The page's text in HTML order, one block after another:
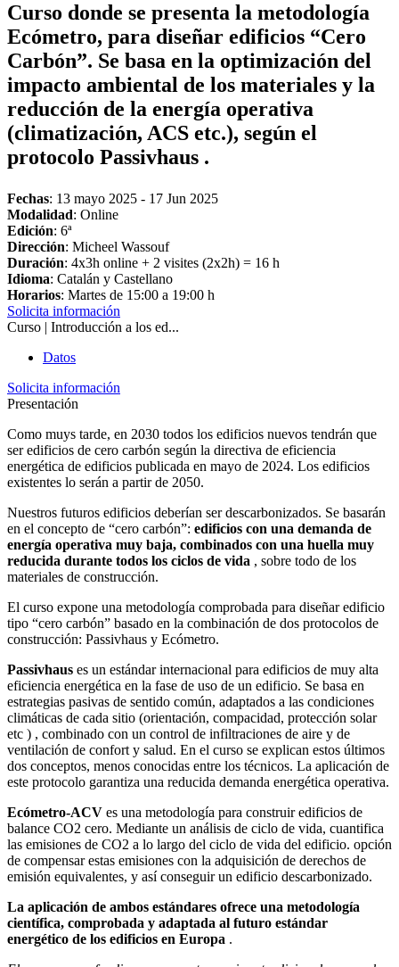
Curso donde se presenta la metodología
Ecómetro, para diseñar edificios “Cero
Carbón”. Se basa en la optimización del
impacto ambiental de los materiales y la
reducción de la energía operativa
(climatización, ACS etc.), según el
protocolo Passivhaus .
Fechas: 13 mayo 2025 - 17 Jun 2025
Modalidad: Online
Edición: 6ª
Dirección: Micheel Wassouf
Duración: 4x3h online + 2 visites (2x2h) = 16 h
Idioma: Catalán y Castellano
Horarios: Martes de 15:00 a 19:00 h
Solicita información
Curso | Introducción a los ed...
Datos
Solicita información
Presentación
Como muys tarde, en 2030 todos los edificios nuevos tendrán que
ser edificios de cero carbón según la directiva de eficiencia
energética de edificios publicada en mayo de 2024. Los edificios
existentes lo serán a partir de 2050.
Nuestros futuros edificios deberían ser descarbonizados. Se basarán
en el concepto de “cero carbón”: edificios con una demanda de
energía operativa muy baja, combinados con una huella muy
reducida durante todos los ciclos de vida , sobre todo de los
materiales de construcción.
El curso expone una metodología comprobada para diseñar edificio
tipo “cero carbón” basado en la combinación de dos protocolos de
construcción: Passivhaus y Ecómetro.
Passivhaus es un estándar internacional para edificios de muy alta
eficiencia energética en la fase de uso de un edificio. Se basa en
estrategias pasivas de sentido común, adaptados a las condiciones
climáticas de cada sitio (orientación, compacidad, protección solar
etc ) , combinado con un control de infiltraciones de aire y de
ventilación de confort y salud. En el curso se explican estos últimos
dos conceptos, menos conocidas entre los técnicos. La aplicación de
este protocolo garantiza una reducida demanda energética operativa.
Ecómetro-ACV es una metodología para construir edificios de
balance CO2 cero. Mediante un análisis de ciclo de vida, cuantifica
las emisiones de CO2 a lo largo del ciclo de vida del edificio. opción
de compensar estas emisiones con la adquisición de derechos de
emisión equivalentes, y así conseguir un edificio descarbonizado.
La aplicación de ambos estándares ofrece una metodología
científica, comprobada y adaptada al futuro estándar
energético de los edificios en Europa .